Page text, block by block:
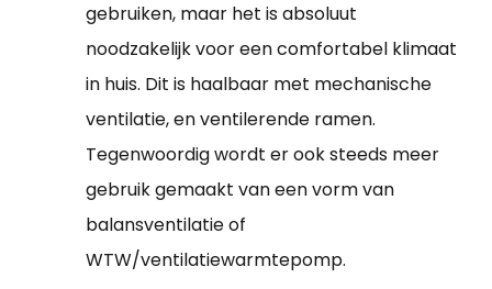
gebruiken, maar het is absoluut
noodzakelijk voor een comfortabel klimaat
in huis. Dit is haalbaar met mechanische
ventilatie, en ventilerende ramen.
Tegenwoordig wordt er ook steeds meer
gebruik gemaakt van een vorm van
balansventilatie of
WTW/ventilatiewarmtepomp.